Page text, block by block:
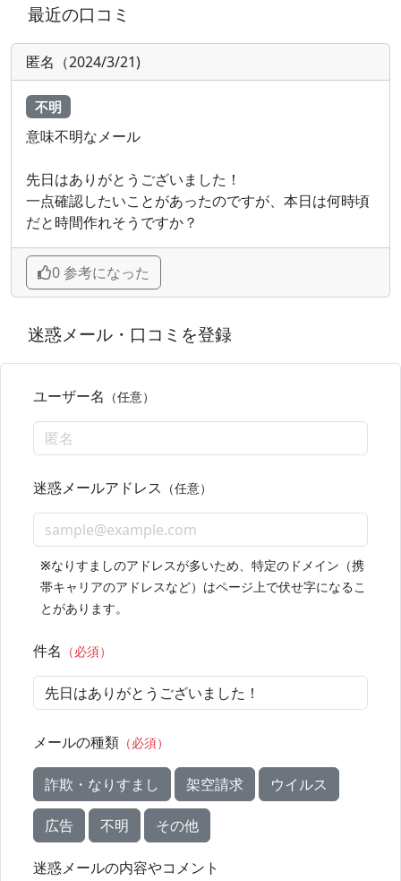
最近の口コミ
匿名（2024/3/21)
不明
意味不明なメール
先日はありがとうございました！
一点確認したいことがあったのですが、本日は何時頃
だと時間作れそうですか？
0 参考になった
迷惑メール・口コミを登録
ユーザー名 （任意）
迷惑メールアドレス （任意）
※なりすましのアドレスが多いため、特定のドメイン（携
帯キャリアのアドレスなど）はページ上で伏せ字になるこ
とがあります。
件名 （必須）
メールの種類 （必須）
詐欺・なりすまし 架空請求 ウイルス
広告 不明 その他
迷惑メールの内容やコメント